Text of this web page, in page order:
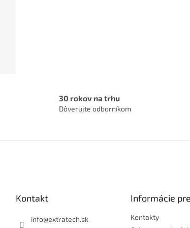
30 rokov na trhu
Dôverujte odborníkom
Kontakt
info@extratech.sk
Informácie
Kontakty